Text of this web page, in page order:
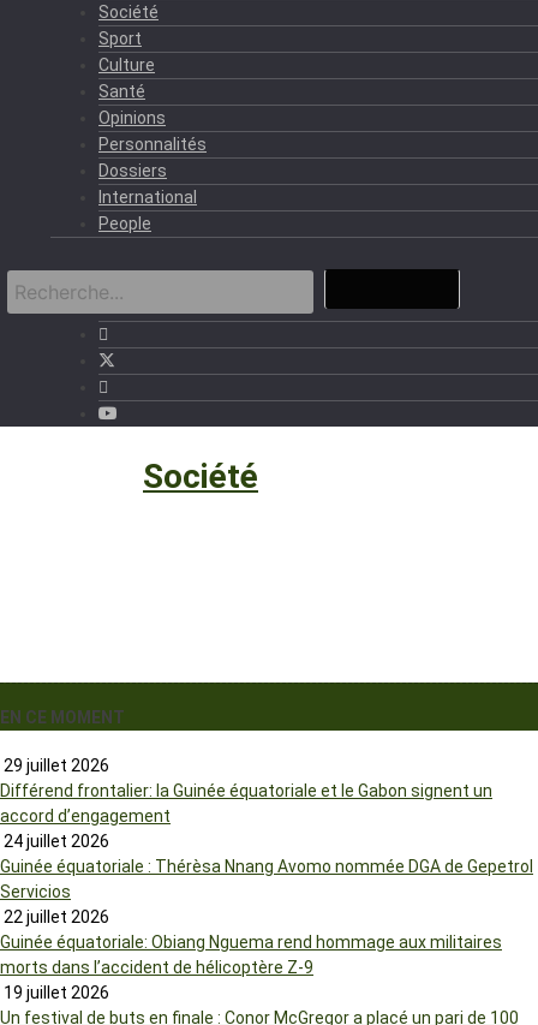
Société
Sport
Culture
Santé
Opinions
Personnalités
Dossiers
International
People
Société
EN CE MOMENT
29 juillet 2026
Différend frontalier: la Guinée équatoriale et le Gabon signent un
accord d’engagement
24 juillet 2026
Guinée équatoriale : Thérèsa Nnang Avomo nommée DGA de Gepetrol
Servicios
22 juillet 2026
Guinée équatoriale: Obiang Nguema rend hommage aux militaires
morts dans l’accident de hélicoptère Z-9
19 juillet 2026
Un festival de buts en finale : Conor McGregor a placé un pari de 100